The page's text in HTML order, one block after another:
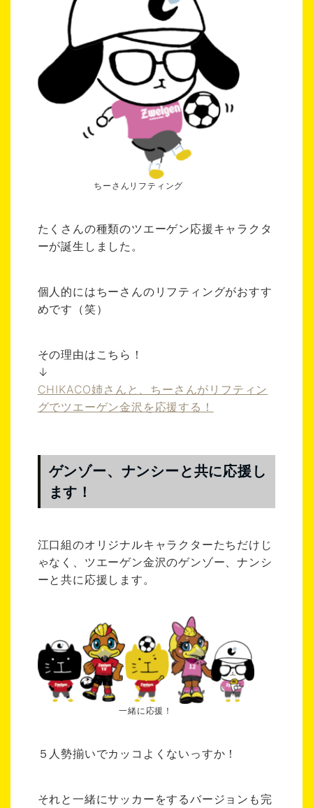
ちーさんリフティング
たくさんの種類のツエーゲン応援キャラクタ
ーが誕生しました。
個人的にはちーさんのリフティングがおすす
めです（笑）
その理由はこちら！
↓
CHIKACO姉さんと、ちーさんがリフティン
グでツエーゲン金沢を応援する！
ゲンゾー、ナンシーと共に応援し
ます！
江口組のオリジナルキャラクターたちだけじ
ゃなく、ツエーゲン金沢のゲンゾー、ナンシ
ーと共に応援します。
一緒に応援！
５人勢揃いでカッコよくないっすか！
それと一緒にサッカーをするバージョンも完